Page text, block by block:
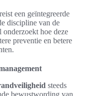
een geïntegreerde
discipline van de
hoe deze
preventie en betere
steeds